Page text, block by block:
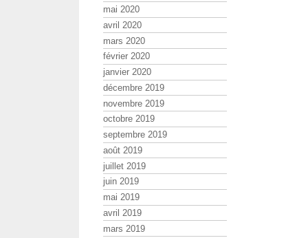
mai 2020
avril 2020
mars 2020
février 2020
janvier 2020
décembre 2019
novembre 2019
octobre 2019
septembre 2019
août 2019
juillet 2019
juin 2019
mai 2019
avril 2019
mars 2019